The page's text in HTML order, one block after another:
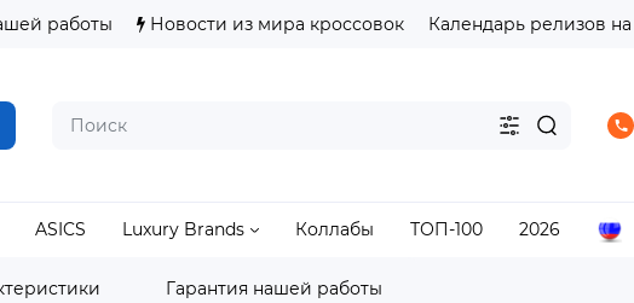
работы Новости из мира кроссовок Календарь релизов на
ASICS Luxury Brands Коллабы ТОП-100 2026
Гарантия нашей работы
Fear of God Essentials 3D Silicon Applique Boxy T-Shirt White